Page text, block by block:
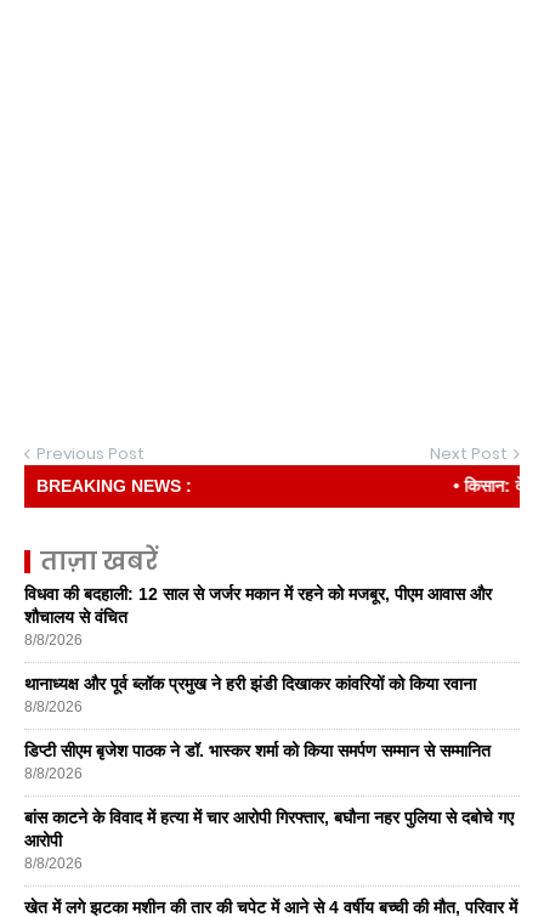
Previous Post Next Post
BREAKING NEWS : • किसान: देश की
ताज़ा खबरें
विधवा की बदहाली: 12 साल से जर्जर मकान में रहने को मजबूर, पीएम आवास और
शौचालय से वंचित
8/8/2026
थानाध्यक्ष और पूर्व ब्लॉक प्रमुख ने हरी झंडी दिखाकर कांवरियों को किया रवाना
8/8/2026
डिप्टी सीएम बृजेश पाठक ने डॉ. भास्कर शर्मा को किया समर्पण सम्मान से सम्मानित
8/8/2026
बांस काटने के विवाद में हत्या में चार आरोपी गिरफ्तार, बघौना नहर पुलिया से दबोचे गए
आरोपी
8/8/2026
खेत में लगे झटका मशीन की तार की चपेट में आने से 4 वर्षीय बच्ची की मौत, परिवार में